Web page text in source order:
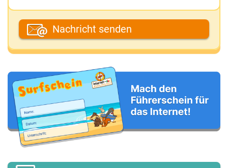
Dein Fantasiename
Deine E-Mail-Adresse (wenn du eine Antwort
möchtest)
Deine Nachricht
Nachricht senden